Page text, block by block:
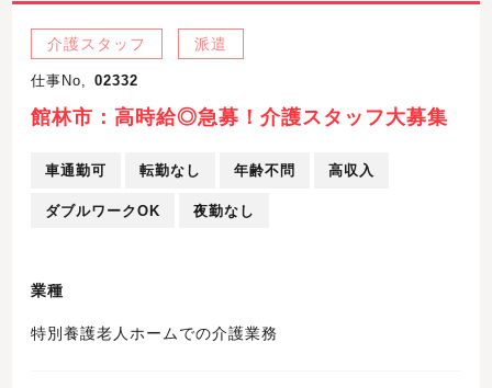
介護スタッフ 派遣
仕事No, 02332
館林市：高時給◎急募！介護スタッフ大募集
車通勤可 転勤なし 年齢不問 高収入
ダブルワークOK 夜勤なし
業種
特別養護老人ホームでの介護業務